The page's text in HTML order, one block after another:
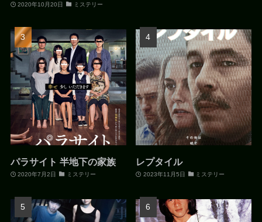
2020年10月20日 ミステリー
パラサイト 半地下の家族
2020年7月2日 ミステリー
レプタイル
2023年11月5日 ミステリー